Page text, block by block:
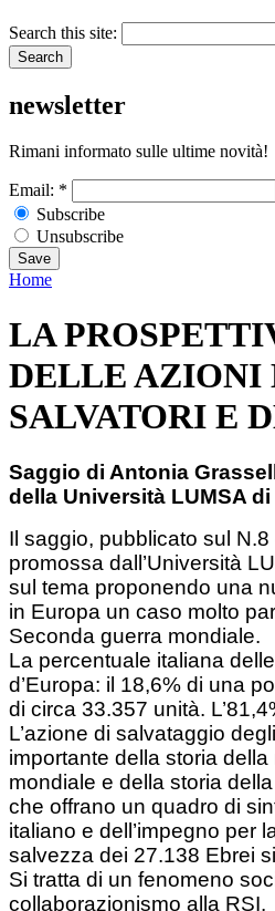
Search this site:
newsletter
Rimani informato sulle ultime novità!
Email: *
Subscribe
Unsubscribe
Home
LA
DELLE AZIONI
SALVATORI E
Saggio di Antonia
della Università LUMSA di
Il saggio, pubblicato sul
promossa dall’Università
sul tema proponendo una
in Europa un caso molto
Seconda guerra mondiale.
La percentuale italiana
d’Europa: il 18,6% di una
di circa 33.357 unità.
L’azione di salvataggio
importante della storia
mondiale e della storia
che offrano un quadro di
italiano e dell’impegno per
salvezza dei 27.138 Ebrei
Si tratta di un fenomeno
collaborazionismo alla RSI.